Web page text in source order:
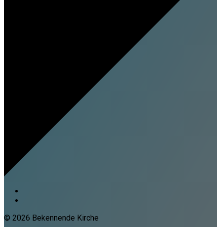
© 2026 Bekennende Kirche